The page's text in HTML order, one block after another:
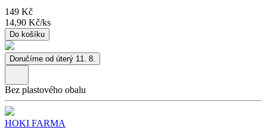
149 Kč
14,90 Kč/ks
Do košíku
Doručíme od úterý 11. 8.
Bez plastového obalu
HOKI FARMA